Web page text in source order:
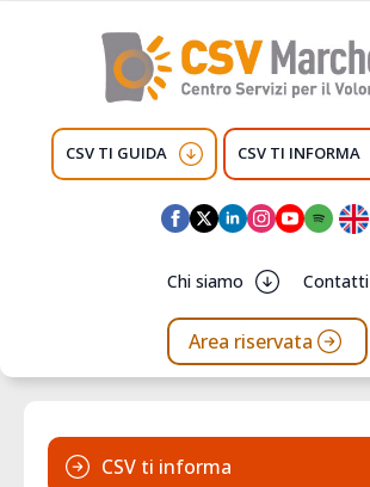
CSV TI GUIDA CSV TI INFORMA
Chi siamo Contatti
Area riservata
CSV ti informa